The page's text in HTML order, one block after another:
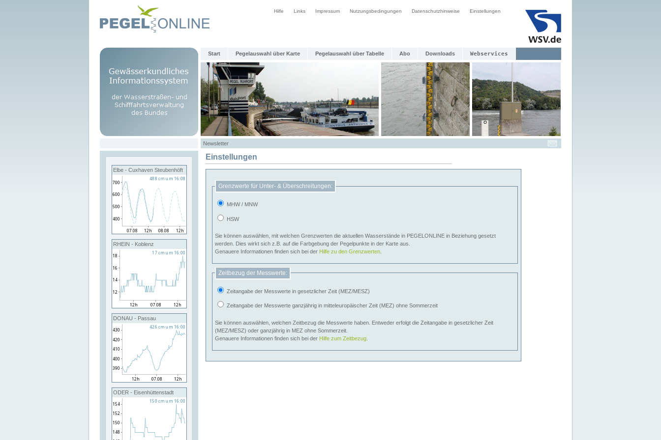
Hilfe Links Impressum Nutzungsbedingungen Datenschutzhinweise Einstellungen
Start Pegelauswahl über Karte Pegelauswahl über Tabelle Abo Downloads Webservices
Newsletter
Elbe - Cuxhaven Steubenhöft
RHEIN - Koblenz
DONAU - Passau
ODER - Eisenhüttenstadt
Einstellungen
Grenzwerte für Unter- & Überschreitungen:
MHW / MNW
HSW
Sie können auswählen, mit welchen Grenzwerten die aktuellen Wasserstände in PEGELONLINE in Beziehung gesetzt
werden. Dies wirkt sich z.B. auf die Farbgebung der Pegelpunkte in der Karte aus.
Genauere Informationen finden sich bei der Hilfe zu den Grenzwerten
Zeitbezug der Messwerte:
Zeitangabe der Messwerte in gesetzlicher Zeit (MEZ/MESZ)
Zeitangabe der Messwerte ganzjährig in mitteleuropäischer Zeit (MEZ) ohne Sommerzeit
Sie können auswählen, welchen Zeitbezug die Messwerte haben. Entweder erfolgt die Zeitangabe in gesetzlicher Zeit
(MEZ/MESZ) oder ganzjährig in MEZ ohne Sommerzeit.
Genauere Informationen finden sich bei der Hilfe zum Zeitbezug